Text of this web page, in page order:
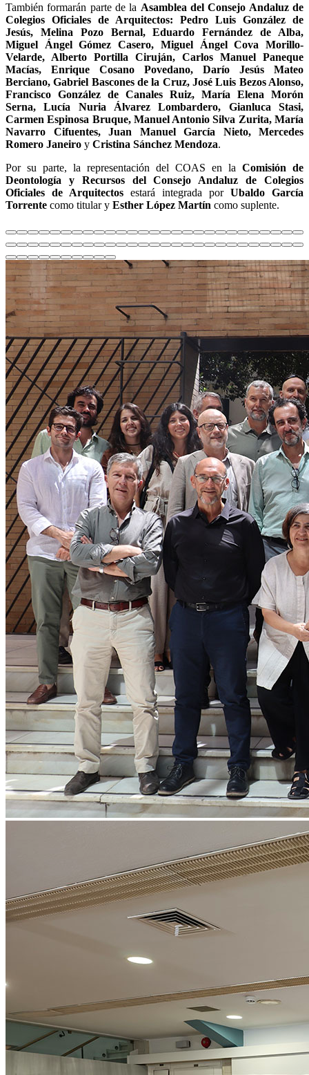
También formarán parte de la Asamblea del Consejo Andaluz de
Colegios Oficiales de Arquitectos: Pedro Luis González de
Jesús, Melina Pozo Bernal, Eduardo Fernández de Alba,
Miguel Ángel Gómez Casero, Miguel Ángel Cova Morillo-
Velarde, Alberto Portilla Ciruján, Carlos Manuel Paneque
Macías, Enrique Cosano Povedano, Darío Jesús Mateo
Berciano, Gabriel Bascones de la Cruz, José Luis Bezos Alonso,
Francisco González de Canales Ruiz, María Elena Morón
Serna, Lucía Nuria Álvarez Lombardero, Gianluca Stasi,
Carmen Espinosa Bruque, Manuel Antonio Silva Zurita, María
Navarro Cifuentes, Juan Manuel García Nieto, Mercedes
Romero Janeiro y Cristina Sánchez Mendoza.
Por su parte, la representación del COAS en la Comisión de
Deontología y Recursos del Consejo Andaluz de Colegios
Oficiales de Arquitectos estará integrada por Ubaldo García
Torrente como titular y Esther López Martín como suplente.